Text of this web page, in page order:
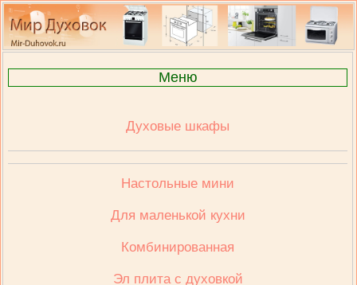
Меню
Духовые шкафы
Настольные мини
Для маленькой кухни
Комбинированная
Эл плита с духовкой